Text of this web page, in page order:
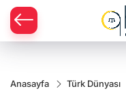
Anasayfa Türk Dünyası